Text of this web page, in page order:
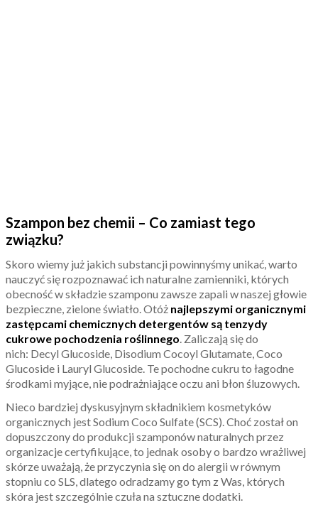
Szampon bez chemii – Co zamiast tego
związku?
Skoro wiemy już jakich substancji powinnyśmy unikać, warto
nauczyć się rozpoznawać ich naturalne zamienniki, których
obecność w składzie szamponu zawsze zapali w naszej głowie
bezpieczne, zielone światło. Otóż najlepszymi organicznymi
zastępcami chemicznych detergentów są tenzydy
cukrowe pochodzenia roślinnego. Zaliczają się do
nich: Decyl Glucoside, Disodium Cocoyl Glutamate, Coco
Glucoside i Lauryl Glucoside. Te pochodne cukru to łagodne
środkami myjące, nie podrażniające oczu ani błon śluzowych.
Nieco bardziej dyskusyjnym składnikiem kosmetyków
organicznych jest Sodium Coco Sulfate (SCS). Choć został on
dopuszczony do produkcji szamponów naturalnych przez
organizacje certyfikujące, to jednak osoby o bardzo wrażliwej
skórze uważają, że przyczynia się on do alergii w równym
stopniu co SLS, dlatego odradzamy go tym z Was, których
skóra jest szczególnie czuła na sztuczne dodatki.